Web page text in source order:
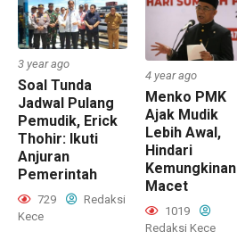
3 year ago
Soal Tunda
Jadwal Pulang
Pemudik, Erick
Thohir: Ikuti
Anjuran
Pemerintah
729
Redaksi
Kece
4 year ago
Menko PMK
Ajak Mudik
Lebih Awal,
Hindari
Kemungkinan
Macet
1019
Redaksi Kece